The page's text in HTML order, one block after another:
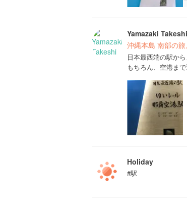
Yamazaki Takeshi
沖縄本島 南部の
日本最西端の駅か
もちろん、空港ま
Holiday
#駅